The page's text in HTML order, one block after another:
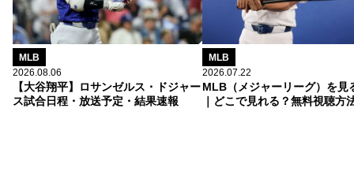
MLB
2026.08.06
【大谷翔平】ロサンゼルス・ドジャー
ス試合日程・放送予定・結果速報
MLB
2026.07.22
MLB（メジャーリーグ）を見
｜どこで見れる？無料視聴方